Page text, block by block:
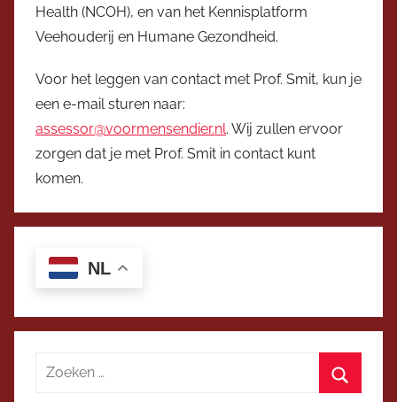
Health (NCOH), en van het Kennisplatform
Veehouderij en Humane Gezondheid.
Voor het leggen van contact met Prof. Smit, kun je
een e-mail sturen naar:
assessor@voormensendier.nl. Wij zullen ervoor
zorgen dat je met Prof. Smit in contact kunt
komen.
NL